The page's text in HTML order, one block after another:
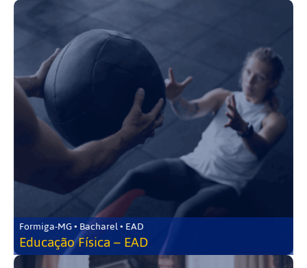
Formiga-MG • Bacharel • EAD
Educação Física – EAD